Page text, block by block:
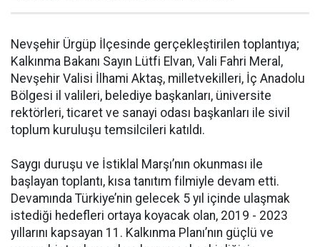
Nevşehir Ürgüp İlçesinde gerçekleştirilen toplantıya;
Kalkınma Bakanı Sayın Lütfi Elvan, Vali Fahri Meral,
Nevşehir Valisi İlhami Aktaş, milletvekilleri, İç Anadolu
Bölgesi il valileri, belediye başkanları, üniversite
rektörleri, ticaret ve sanayi odası başkanları ile sivil
toplum kuruluşu temsilcileri katıldı.
Saygı duruşu ve İstiklal Marşı’nın okunması ile
başlayan toplantı, kısa tanıtım filmiyle devam etti.
Devamında Türkiye’nin gelecek 5 yıl içinde ulaşmak
istediği hedefleri ortaya koyacak olan, 2019 - 2023
yıllarını kapsayan 11. Kalkınma Planı’nın güçlü ve